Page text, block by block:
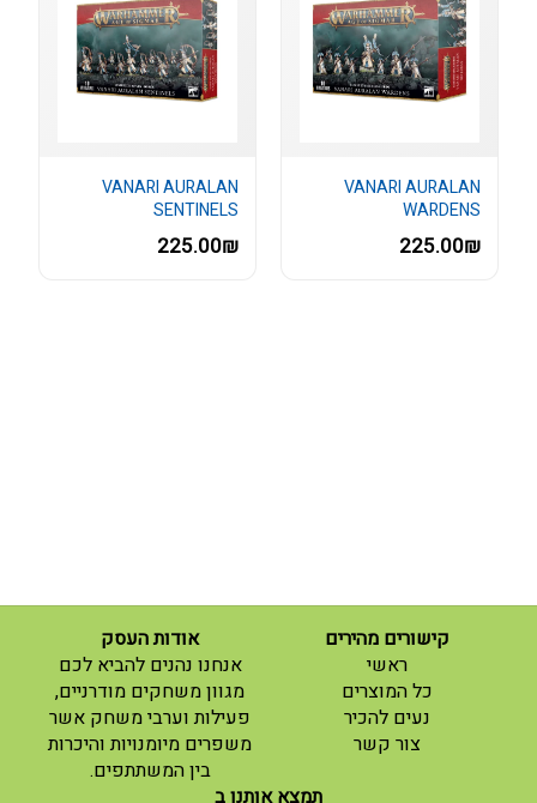
VANARI AURALAN
WARDENS
225.00₪
VANARI AURALAN
SENTINELS
225.00₪
קישורים מהירים
ראשי
(current)
כל המוצרים
נעים להכיר
צור קשר
(current)
אודות העסק
אנחנו נהנים להביא לכם
מגוון משחקים מודרניים,
פעילות וערבי משחק אשר
משפרים מיומנויות והיכרות
בין המשתתפים.
תמצא אותנו ב